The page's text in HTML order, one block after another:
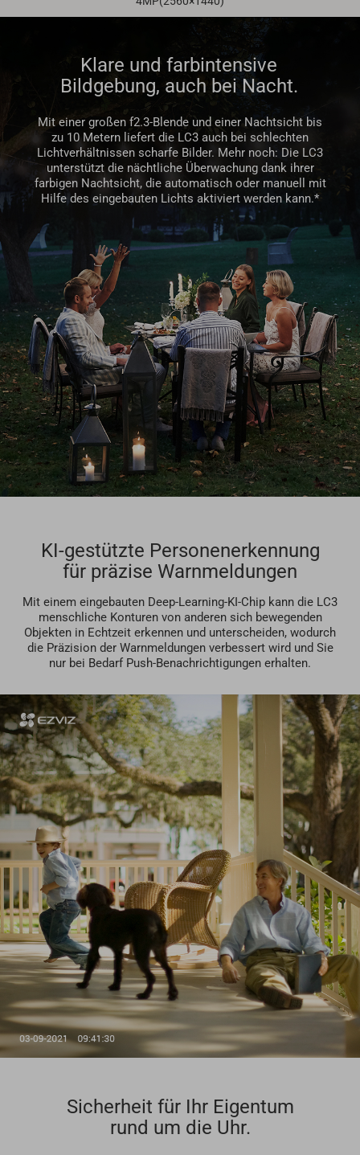
Klare und farbintensive
Bildgebung, auch bei Nacht.
Mit einer großen f2.3-Blende und einer Nachtsicht bis
zu 10 Metern liefert die LC3 auch bei schlechten
Lichtverhältnissen scharfe Bilder. Mehr noch: Die LC3
unterstützt die nächtliche Überwachung dank ihrer
farbigen Nachtsicht, die automatisch oder manuell mit
Hilfe des eingebauten Lichts aktiviert werden kann.*
KI-gestützte Personenerkennung
für präzise Warnmeldungen
Mit einem eingebauten Deep-Learning-KI-Chip kann die LC3
menschliche Konturen von anderen sich bewegenden
Objekten in Echtzeit erkennen und unterscheiden, wodurch
die Präzision der Warnmeldungen verbessert wird und Sie
nur bei Bedarf Push-Benachrichtigungen erhalten.
Sicherheit für Ihr Eigentum
rund um die Uhr.